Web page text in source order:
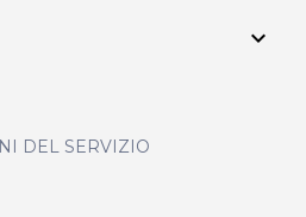
expand_more
DEL SERVIZIO